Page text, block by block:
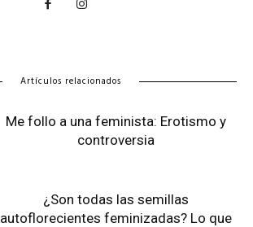
Artículos relacionados
Me follo a una feminista: Erotismo y
controversia
¿Son todas las semillas
autoflorecientes feminizadas? Lo que